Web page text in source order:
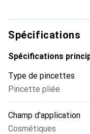
Spécifications
Spécifications
Type de pincettes
Pincette pliée
Champ d'application
Cosmétiques